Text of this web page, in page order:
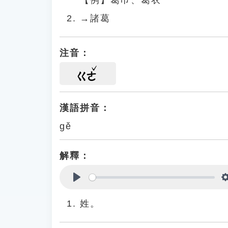
→諸葛
注音：
ㄍㄜ
漢語拼音：
gě
解釋：
姓。